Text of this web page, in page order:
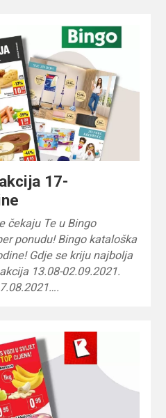
17-
čekaju Te u Bingo
ponudu! Bingo kataloška
Gdje se kriju najbolja
13.08-02.09.2021.